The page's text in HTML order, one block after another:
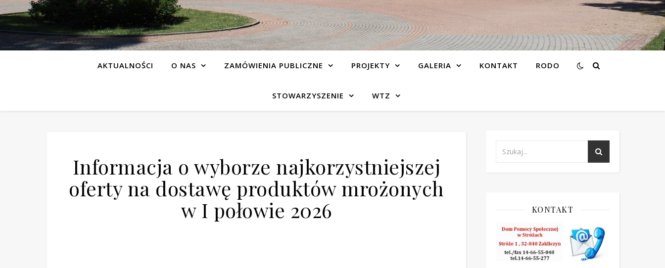
AKTUALNOŚCI O NAS ZAMÓWIENIA PUBLICZNE PROJEKTY GALERIA KONTAKT RODO
STOWARZYSZENIE WTZ
Informacja o wyborze najkorzystniejszej
oferty na dostawę produktów mrożonych
w I połowie 2026
KONTAKT